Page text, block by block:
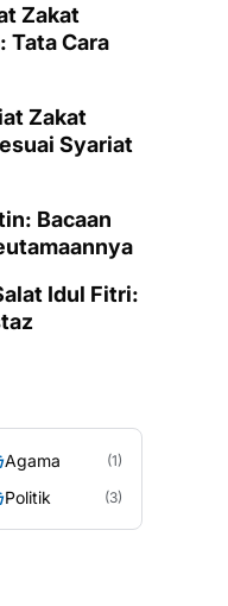
Zakat
Tata Cara
Zakat
Syariat
Bacaan
Idul Fitri:
Agama (1)
Politik (3)